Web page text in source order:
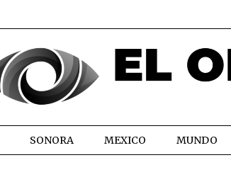
SONORA MEXICO MUNDO